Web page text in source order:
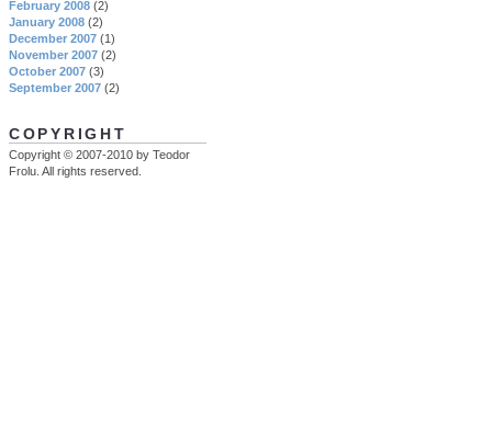
February 2008 (2)
January 2008 (2)
December 2007 (1)
November 2007 (2)
October 2007 (3)
September 2007 (2)
COPYRIGHT
Copyright © 2007-2010 by Teodor
Frolu. All rights reserved.